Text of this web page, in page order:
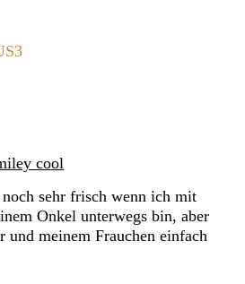
sehr frisch wenn ich mit
Onkel unterwegs bin, aber
meinem Frauchen einfach